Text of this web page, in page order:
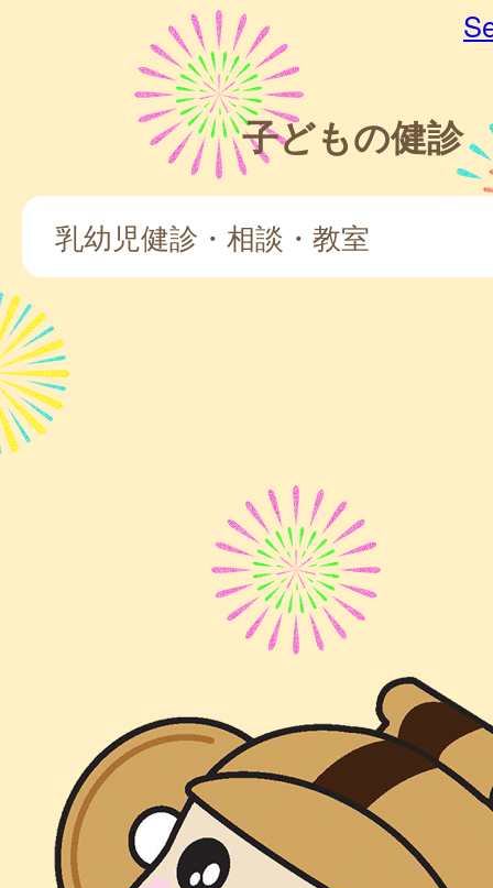
子どもの健診
乳幼児健診・相談・教室